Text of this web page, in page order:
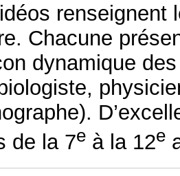
renseignent
Chacune
dynamique
de la 7e à la 12e